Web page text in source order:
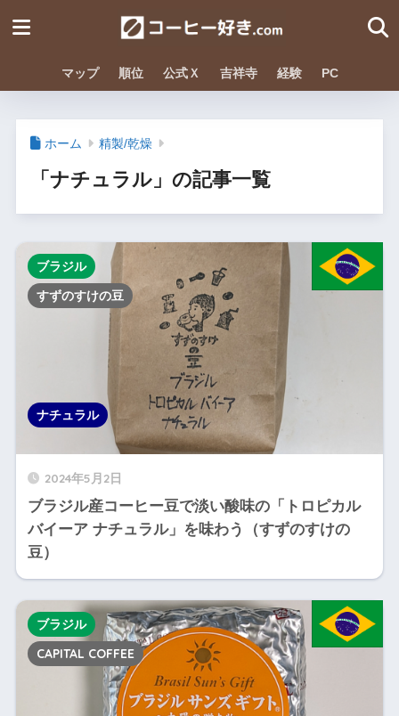
マップ 順位 公式Ｘ 吉祥寺 経験 PC
ホーム 精製/乾燥
「ナチュラル」の記事一覧
2024年5月2日
ブラジル産コーヒー豆で淡い酸味の「トロピカル
バイーア ナチュラル」を味わう（すずのすけの
豆）
ブラジル
ナチュラル
すずのすけの豆
ブラジル
CAPITAL COFFEE